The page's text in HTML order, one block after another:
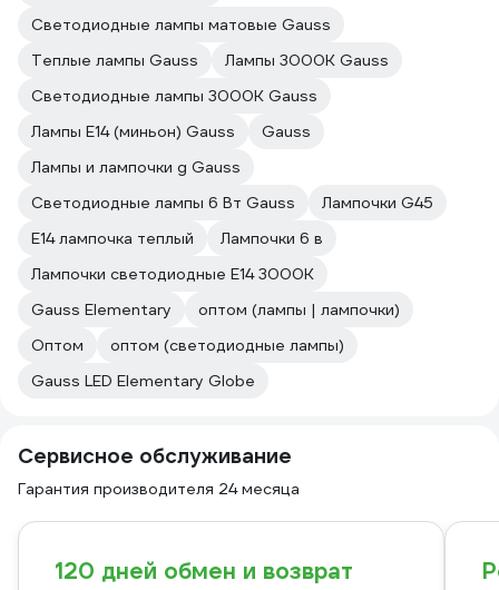
Светодиодные лампы матовые Gauss
Теплые лампы Gauss
Лампы 3000К Gauss
Светодиодные лампы 3000К Gauss
Лампы Е14 (миньон) Gauss
Gauss
Лампы и лампочки g Gauss
Светодиодные лампы 6 Вт Gauss
Лампочки G45
E14 лампочка теплый
Лампочки 6 в
Лампочки светодиодные E14 3000К
Gauss Elementary
оптом (лампы | лампочки)
Оптом
оптом (светодиодные лампы)
Gauss LED Elementary Globe
Сервисное обслуживание
Гарантия производителя 24 месяца
120 дней обмен и возврат